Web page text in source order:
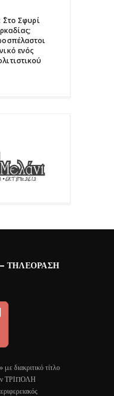
Σφυρί
ενός
ΤΗΛΕΌΡΑΣΗ
τίτλο
ΤΡΙΠΟΛΗ